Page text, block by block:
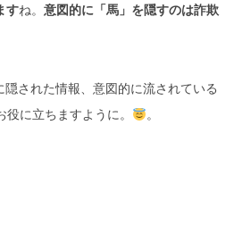
すね。 意図的に「馬」を隠すのは詐欺
された情報、意図的に流されている
役に立ちますように。 。